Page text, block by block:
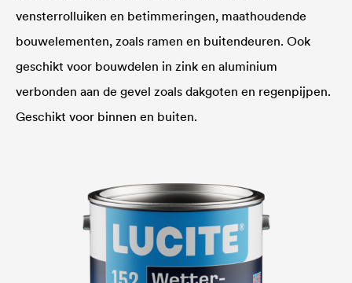
vensterrolluiken en betimmeringen, maathoudende
bouwelementen, zoals ramen en buitendeuren. Ook
geschikt voor bouwdelen in zink en aluminium
verbonden aan de gevel zoals dakgoten en regenpijpen.
Geschikt voor binnen en buiten.